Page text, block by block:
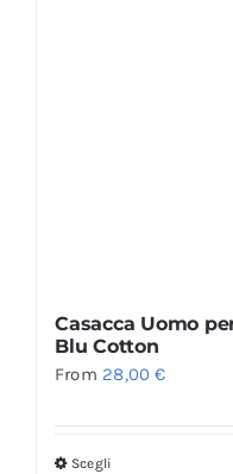
Casacca Uomo
Blu Cotton
From 28,00€
Scegli